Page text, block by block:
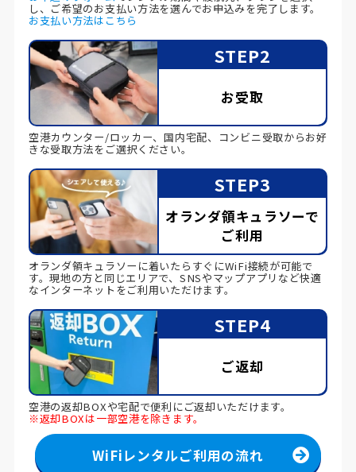
し、ご希望のお支払い方法を選んでお申込みを完了します。
お支払い方法はこちら
STEP2
お受取
空港カウンター/ロッカー、国内宅配、コンビニ受取からお好
きな受取方法をご選択ください。
STEP3
オランダ領キュラソーで
ご利用
オランダ領キュラソーに着いたらすぐにWiFi接続が可能で
す。現地の方と同じエリアで、SNSやマップアプリなど快適
なインターネットをご利用いただけます。
STEP4
ご返却
空港の返却BOXや宅配で便利にご返却いただけます。
※返却BOXは一部空港を除きます。
WiFiレンタルご利用の流れ